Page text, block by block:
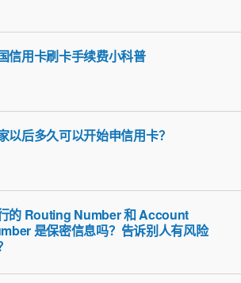
信用卡刷卡手续费小科普
以后多久可以开始申信用卡？
的 Routing Number 和 Account
是保密信息吗？告诉别人有风险